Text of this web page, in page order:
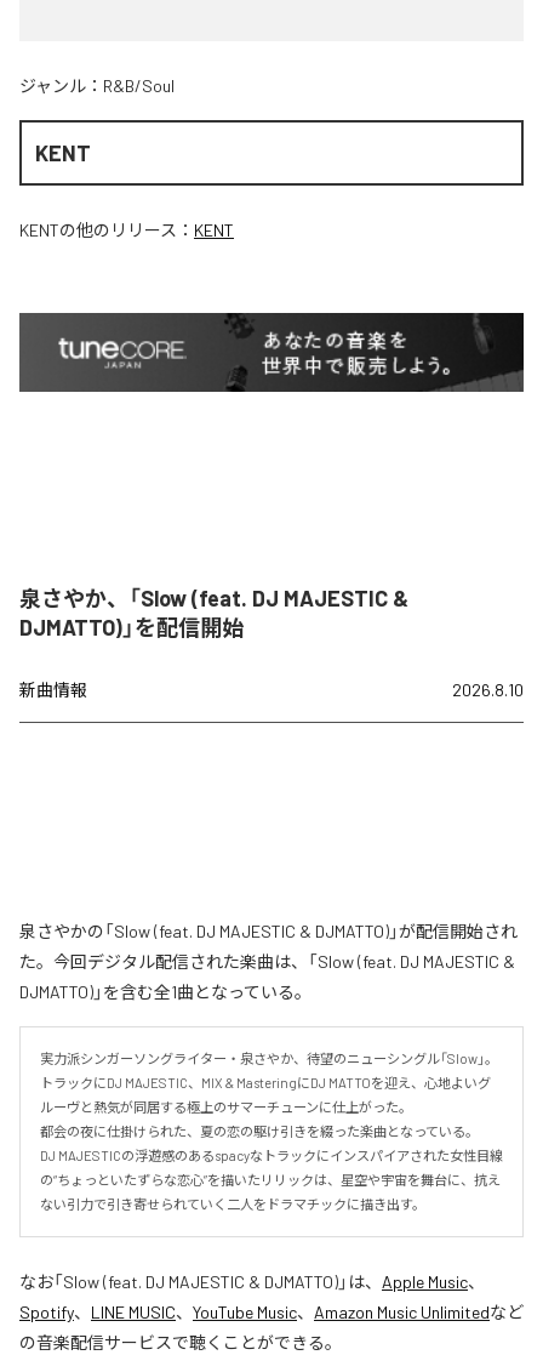
ジャンル： R&B/Soul
KENT
KENTの他のリリース： KENT
泉さやか、「Slow (feat. DJ MAJESTIC &
DJMATTO)」を配信開始
新曲情報 2026.8.10
泉さやかの「Slow (feat. DJ MAJESTIC & DJMATTO)」が配信開始され
た。今回デジタル配信された楽曲は、「Slow (feat. DJ MAJESTIC &
DJMATTO)」を含む全1曲となっている。
実力派シンガーソングライター・泉さやか、待望のニューシングル「Slow」。
トラックにDJ MAJESTIC、MIX & MasteringにDJ MATTOを迎え、心地よいグ
ルーヴと熱気が同居する極上のサマーチューンに仕上がった。
都会の夜に仕掛けられた、夏の恋の駆け引きを綴った楽曲となっている。
DJ MAJESTICの浮遊感のあるspacyなトラックにインスパイアされた女性目線
の“ちょっといたずらな恋心”を描いたリリックは、星空や宇宙を舞台に、抗え
ない引力で引き寄せられていく二人をドラマチックに描き出す。
なお「Slow (feat. DJ MAJESTIC & DJMATTO)」は、 Apple Music、
Spotify、 LINE MUSIC、 YouTube Music、 Amazon Music Unlimitedなど
の音楽配信サービスで聴くことができる。